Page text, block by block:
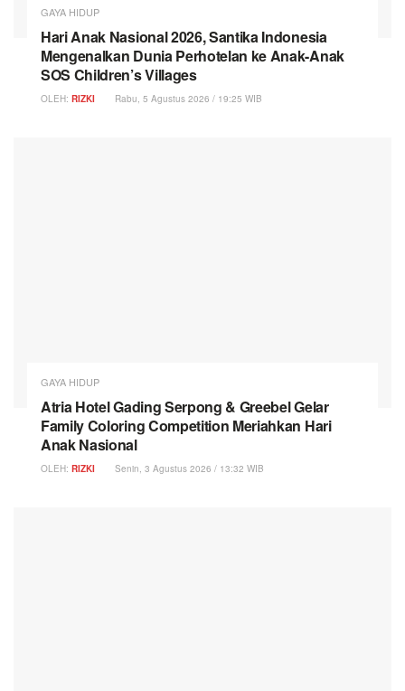
GAYA HIDUP
Hari Anak Nasional 2026, Santika Indonesia
Mengenalkan Dunia Perhotelan ke Anak-Anak
SOS Children’s Villages
OLEH: RIZKI Rabu, 5 Agustus 2026 / 19:25 WIB
GAYA HIDUP
Atria Hotel Gading Serpong & Greebel Gelar
Family Coloring Competition Meriahkan Hari
Anak Nasional
OLEH: RIZKI Senin, 3 Agustus 2026 / 13:32 WIB